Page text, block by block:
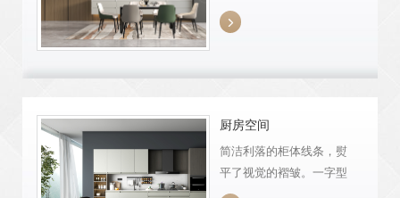
盈。光影交织下的玻璃
柜，理性之中透露温柔，

厨房空间
简洁利落的柜体线条，熨
平了视觉的褶皱。一字型
的橱柜布局，将动线最简